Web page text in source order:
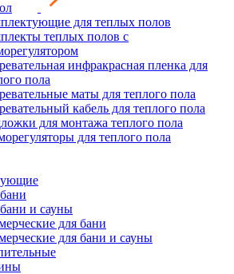
для теплых полов
теплых полов с
инфракрасная пленка для
пола
маты для теплого пола
кабель для теплого пола
для монтажа теплого пола
для теплого пола
и сауны
для бани
для бани и сауны